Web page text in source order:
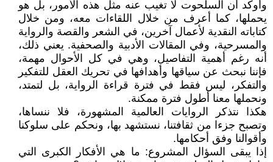
وأوكد أن السلحوت لا تغيب عنه مثل هذه الأمور، بل هو
يحملها، كما أعرف من خلال اللقاءات معه، ومن خلال
كتاباته النقدية لأعمال آخرين، في الشعر والقصة والرواية
والمسرحية، وفي المقالات الأدبية والصحفية. يعني ذلك،
أنه رغم أهمية التفاصيل، وهي في كل الأحوال مهمة،
فإننا نبحث عن سياقها وأهدافها في تحريك العقل للتفكير
والتفكر، ليس فقط في فترة قراءة الرواية، بل لتمتد،
ونحملها معنا أطول فترة ممكنة.
هكذا نتذكر الروايات العالمية المشهورة، فلا ننساها،
وتصبح جزءا من ثقافتنا، نستشهد بها، ونحكم على سلوكنا
وأقوالنا وفق أحكامها.
إذا يبقى السؤال المشروع: ما هي الأفكار الكبرى التي